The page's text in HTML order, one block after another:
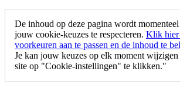
De inhoud op deze pagina wordt
jouw cookie-keuzes te respecteren. Klik hier
voorkeuren aan te passen en de inhoud te
Je kan jouw keuzes op elk moment wijzigen
site op "Cookie-instellingen" te klikken."